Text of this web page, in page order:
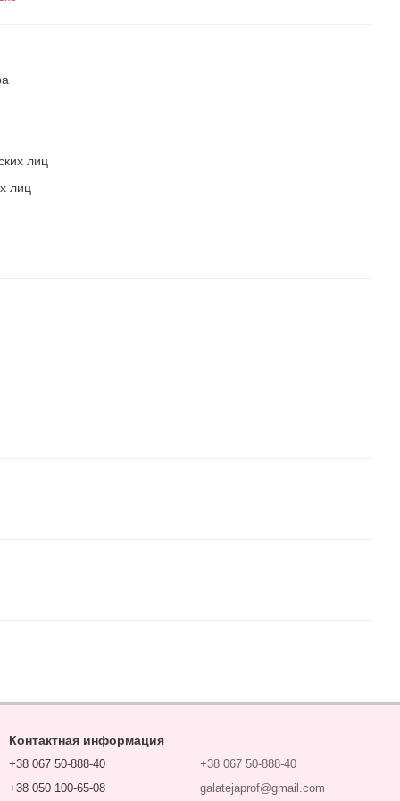
лиц
лиц
Контактная информация
+38 067 50-888-40
+38 050 100-65-08
+38 067 50-888-40
galatejaprof@gmail.com